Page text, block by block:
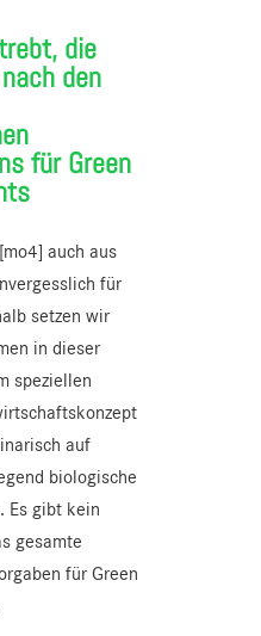
die
den
für Green
auch aus
für
setzen wir
in dieser
speziellen
auf
biologische
Es gibt kein
gesamte
für Green